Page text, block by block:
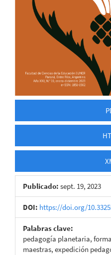
Publicado: sept. 19, 2023
DOI: https://doi.org/
Palabras clave:
pedagogía planetaria,
maestras, expedición